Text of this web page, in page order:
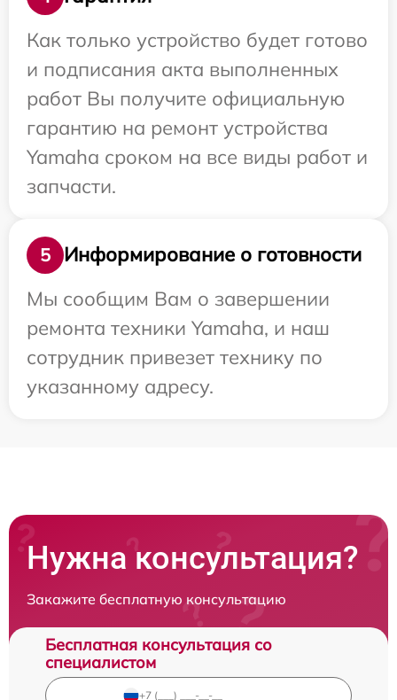
Как только устройство будет готово
и подписания акта выполненных
работ Вы получите официальную
гарантию на ремонт устройства
Yamaha сроком на все виды работ и
запчасти.
5
Информирование о готовности
Мы сообщим Вам о завершении
ремонта техники Yamaha, и наш
сотрудник привезет технику по
указанному адресу.
Нужна консультация?
Закажите бесплатную консультацию
Бесплатная консультация со
специалистом